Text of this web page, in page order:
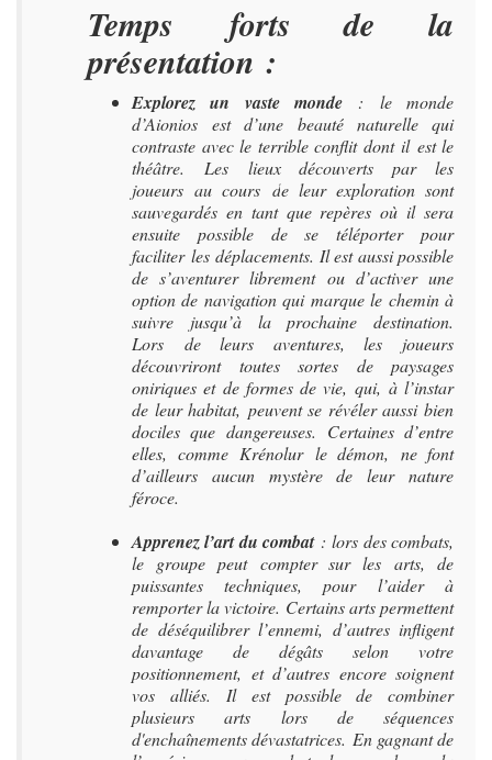
Temps forts de la
présentation :
Explorez un vaste monde : le monde
d’Aionios est d’une beauté naturelle qui
contraste avec le terrible conflit dont il est le
théâtre. Les lieux découverts par les
joueurs au cours de leur exploration sont
sauvegardés en tant que repères où il sera
ensuite possible de se téléporter pour
faciliter les déplacements. Il est aussi possible
de s’aventurer librement ou d’activer une
option de navigation qui marque le chemin à
suivre jusqu’à la prochaine destination.
Lors de leurs aventures, les joueurs
découvriront toutes sortes de paysages
oniriques et de formes de vie, qui, à l’instar
de leur habitat, peuvent se révéler aussi bien
dociles que dangereuses. Certaines d’entre
elles, comme Krénolur le démon, ne font
d’ailleurs aucun mystère de leur nature
féroce.
Apprenez l’art du combat: lors des combats,
le groupe peut compter sur les arts, de
puissantes techniques, pour l’aider à
remporter la victoire. Certains arts permettent
de déséquilibrer l’ennemi, d’autres infligent
davantage de dégâts selon votre
positionnement, et d’autres encore soignent
vos alliés. Il est possible de combiner
plusieurs arts lors de séquences
d'enchaînements dévastatrices. En gagnant de